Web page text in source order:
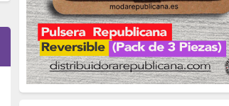
Guerra
(1674)
genocidio
(1234)
mujer
(1070)